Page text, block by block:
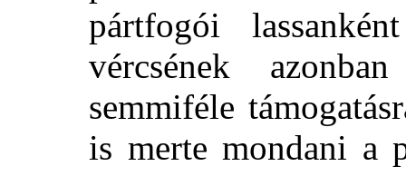
pártfogói
vércsének
semmiféle
is merte mondani a